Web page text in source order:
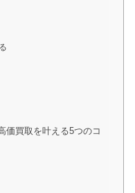
価買取を叶える5つのコ